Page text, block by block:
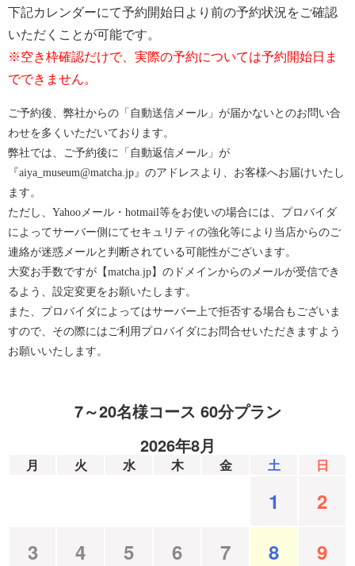
下記カレンダーにて予約開始日より前の予約状況をご確認
いただくことが可能です。
※空き枠確認だけで、実際の予約については予約開始日ま
でできません。
ご予約後、弊社からの「自動送信メール」が届かないとのお問い合
わせを多くいただいております。
弊社では、ご予約後に「自動返信メール」が
『aiya_museum@matcha.jp』のアドレスより、お客様へお届けいたし
ます。
ただし、Yahooメール・hotmail等をお使いの場合には、プロバイダ
によってサーバー側にてセキュリティの強化等により当店からのご
連絡が迷惑メールと判断されている可能性がございます。
大変お手数ですが【matcha.jp】のドメインからのメールが受信でき
るよう、設定変更をお願いたします。
また、プロバイダによってはサーバー上で拒否する場合もございま
すので、その際にはご利用プロバイダにお問合せいただきますよう
お願いいたします。
7～20名様コース 60分プラン
2026年8月
月 火 水 木 金 土 日
1
2
3
4 5 6 7 8
9